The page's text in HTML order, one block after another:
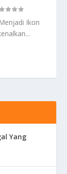
Ikon
Yang